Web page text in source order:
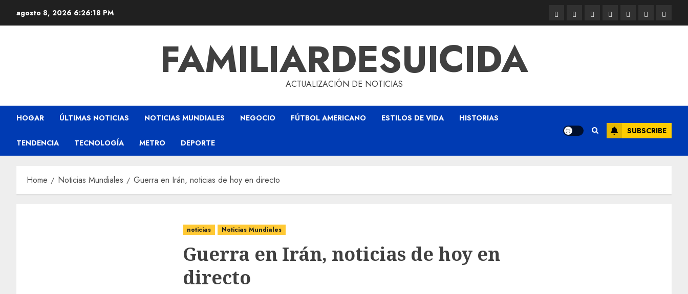
agosto 8, 2026 6:26:19 PM
FAMILIARDESUICIDA
ACTUALIZACIÓN DE NOTICIAS
HOGAR ÚLTIMAS NOTICIAS NOTICIAS MUNDIALES NEGOCIO FÚTBOL AMERICANO ESTILOS DE VIDA HISTORIAS
TENDENCIA TECNOLOGÍA METRO DEPORTE
SUBSCRIBE
Home Noticias Mundiales Guerra en Irán, noticias de hoy en directo
noticias Noticias Mundiales
Guerra en Irán, noticias de hoy en
directo